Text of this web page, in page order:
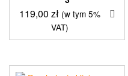
119,00 zł (w tym 5%
VAT)